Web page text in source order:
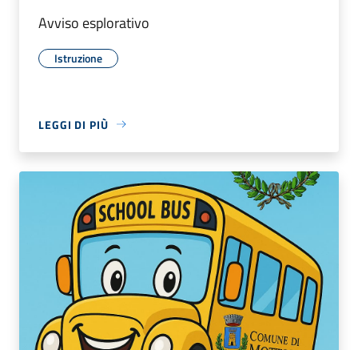
Avviso esplorativo
Istruzione
LEGGI DI PIÙ